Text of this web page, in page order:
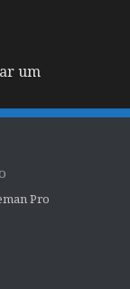
um
Pro